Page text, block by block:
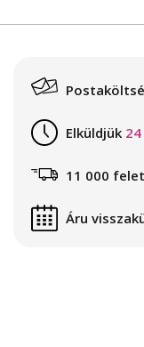
Elküldjük
11 000
Áru